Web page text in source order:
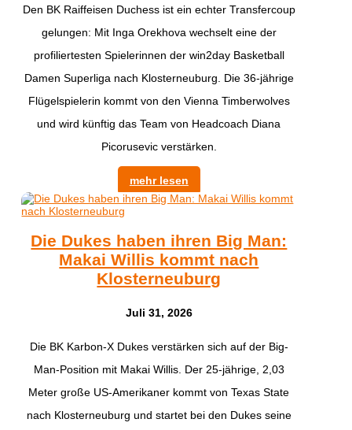
Den BK Raiffeisen Duchess ist ein echter Transfercoup
gelungen: Mit Inga Orekhova wechselt eine der
profiliertesten Spielerinnen der win2day Basketball
Damen Superliga nach Klosterneuburg. Die 36-jährige
Flügelspielerin kommt von den Vienna Timberwolves
und wird künftig das Team von Headcoach Diana
Picorusevic verstärken.
mehr lesen
Die Dukes haben ihren Big Man:
Makai Willis kommt nach
Klosterneuburg
Juli 31, 2026
​Die BK Karbon-X Dukes verstärken sich auf der Big-
Man-Position mit Makai Willis. Der 25-jährige, 2,03
Meter große US-Amerikaner kommt von Texas State
nach Klosterneuburg und startet bei den Dukes seine